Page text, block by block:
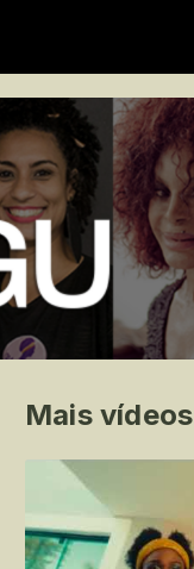
Mais vídeos